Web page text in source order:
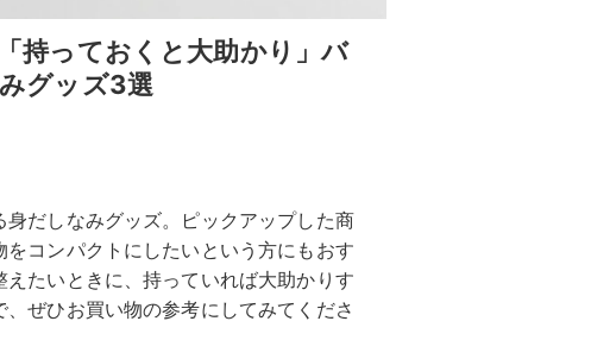
持っておくと大助かり」バ
グッズ3選
だしなみグッズ。ピックアップした商
コンパクトにしたいという方にもおす
たいときに、持っていれば大助かりす
ぜひお買い物の参考にしてみてくださ